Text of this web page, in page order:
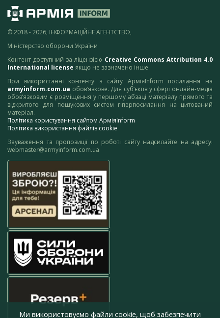
© 2018 - 2026, ІНФОРМАЦІЙНЕ АГЕНТСТВО,
Міністерство оборони України
Контент доступний за ліцензією Creative Commons Attribution 4.0
International license якщо не зазначено інше.
При використанні контенту з сайту АрміяInform посилання на
armyinform.com.ua обов’язкове. Для суб’єктів у сфері онлайн-медіа
обов’язковим є розміщення у першому абзаці матеріалу прямого та
відкритого для пошукових систем гіперпосилання на цитований
матеріал.
Політика користування сайтом АрміяInform
Політика використання файлів cookie
Зауваження та пропозиції по роботі сайту надсилайте на адресу:
webmaster@armyinform.com.ua
Ми використовуємо файли cookie, щоб забезпечити